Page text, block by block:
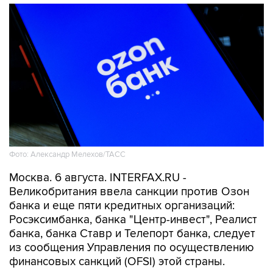
Фото: Александр Мелехов/ТАСС
Москва. 6 августа. INTERFAX.RU -
Великобритания ввела санкции против Озон
банка и еще пяти кредитных организаций:
Росэксимбанка, банка "Центр-инвест", Реалист
банка, банка Ставр и Телепорт банка, следует
из сообщения Управления по осуществлению
финансовых санкций (OFSI) этой страны.